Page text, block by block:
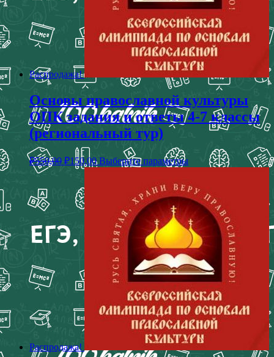
Распродажа!
Основы православной культуры
ОПК задания и ответы 4-7 классы
(региональный тур)
₽550,00 ₽150,00 Выберите параметры
Распродажа!